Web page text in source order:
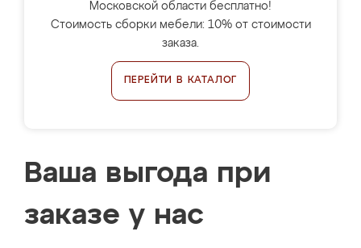
Московской области бесплатно!
Стоимость сборки мебели: 10% от стоимости
заказа.
ПЕРЕЙТИ В КАТАЛОГ
Ваша выгода при
заказе у нас